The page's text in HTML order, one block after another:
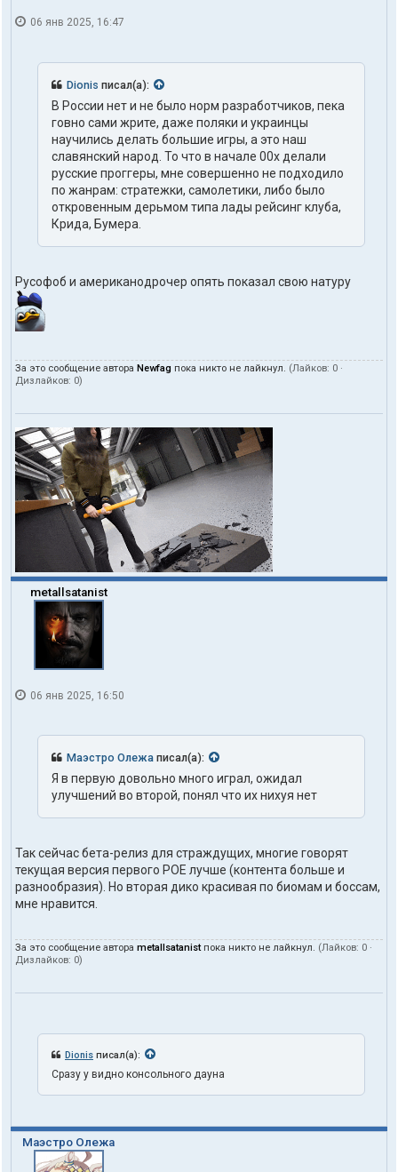
я
d
m
06 янв 2025, 16:47
Dionis писал(а):
В России нет и не было норм разработчиков, пека
говно сами жрите, даже поляки и украинцы
научились делать большие игры, а это наш
славянский народ. То что в начале 00х делали
русские проггеры, мне совершенно не подходило
по жанрам: стратежки, самолетики, либо было
откровенным дерьмом типа лады рейсинг клуба,
Крида, Бумера.
Русофоб и американодрочер опять показал свою натуру
За это сообщение автора Newfag пока никто не лайкнул. (Лайков: 0 ·
Дизлайков: 0)
metallsatanist
06 янв 2025, 16:50
Маэстро Олежа писал(а):
Я в первую довольно много играл, ожидал
улучшений во второй, понял что их нихуя нет
Так сейчас бета-релиз для страждущих, многие говорят
текущая версия первого POE лучше (контента больше и
разнообразия). Но вторая дико красивая по биомам и боссам,
мне нравится.
За это сообщение автора metallsatanistпока никто не лайкнул. (Лайков: 0 ·
Дизлайков: 0)
Dionis писал(а):
Сразу у видно консольного дауна
Маэстро Олежа